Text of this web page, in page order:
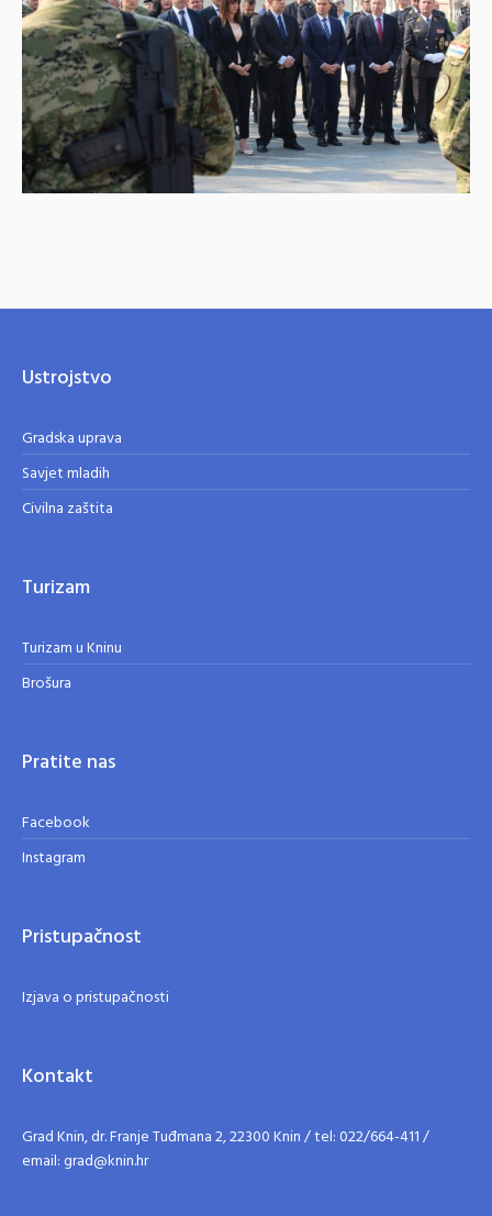
Ustrojstvo
Gradska uprava
Savjet mladih
Civilna zaštita
Turizam
Turizam u Kninu
Brošura
Pratite nas
Facebook
Instagram
Pristupačnost
Izjava o pristupačnosti
Kontakt
Grad Knin, dr. Franje Tuđmana 2, 22300 Knin / tel: 022/664-411 /
email: grad@knin.hr